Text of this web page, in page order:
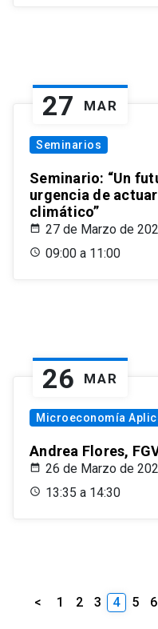
27 MAR
Seminarios
Seminario: “Un
urgencia de
climático”
27 de Marzo de
09:00 a 11:00
26 MAR
Microeconomía
Andrea Flores,
26 de Marzo de
13:35 a 14:30
< 1 2 3 4 5 6